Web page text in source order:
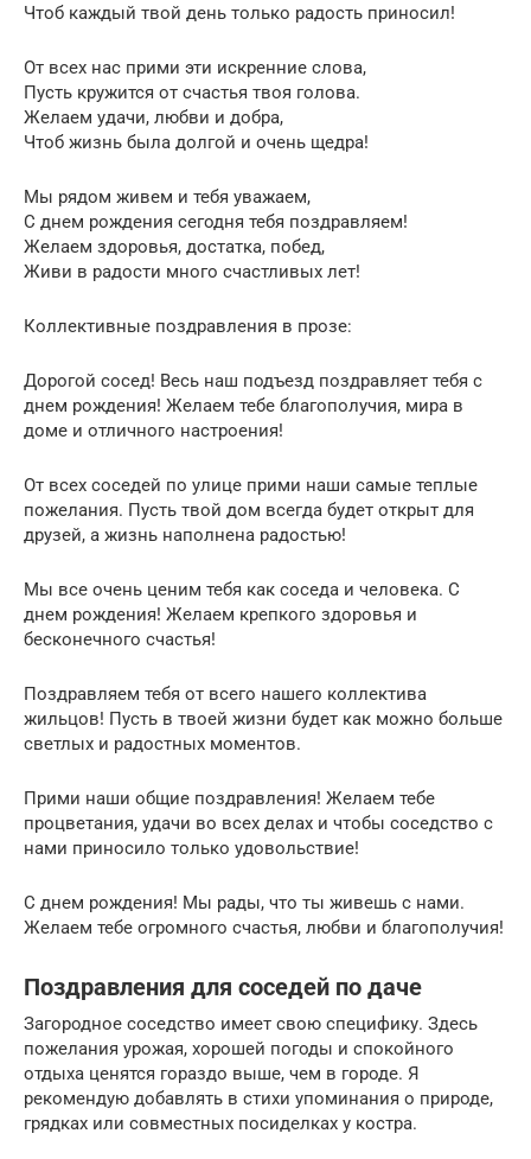
Чтоб каждый твой день только радость приносил!
От всех нас прими эти искренние слова,
Пусть кружится от счастья твоя голова.
Желаем удачи, любви и добра,
Чтоб жизнь была долгой и очень щедра!
Мы рядом живем и тебя уважаем,
С днем рождения сегодня тебя поздравляем!
Желаем здоровья, достатка, побед,
Живи в радости много счастливых лет!
Коллективные поздравления в прозе:
Дорогой сосед! Весь наш подъезд поздравляет тебя с
днем рождения! Желаем тебе благополучия, мира в
доме и отличного настроения!
От всех соседей по улице прими наши самые теплые
пожелания. Пусть твой дом всегда будет открыт для
друзей, а жизнь наполнена радостью!
Мы все очень ценим тебя как соседа и человека. С
днем рождения! Желаем крепкого здоровья и
бесконечного счастья!
Поздравляем тебя от всего нашего коллектива
жильцов! Пусть в твоей жизни будет как можно больше
светлых и радостных моментов.
Прими наши общие поздравления! Желаем тебе
процветания, удачи во всех делах и чтобы соседство с
нами приносило только удовольствие!
С днем рождения! Мы рады, что ты живешь с нами.
Желаем тебе огромного счастья, любви и благополучия!
Поздравления для соседей по даче
Загородное соседство имеет свою специфику. Здесь
пожелания урожая, хорошей погоды и спокойного
отдыха ценятся гораздо выше, чем в городе. Я
рекомендую добавлять в стихи упоминания о природе,
грядках или совместных посиделках у костра.